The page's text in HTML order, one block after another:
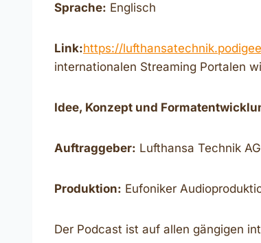
Sprache: Englisch
Link:https://
internationalen Streaming Portalen
Idee, Konzept und
Auftraggeber: Lufthansa Technik
Produktion: Eufoniker
Der Podcast ist auf allen gängigen